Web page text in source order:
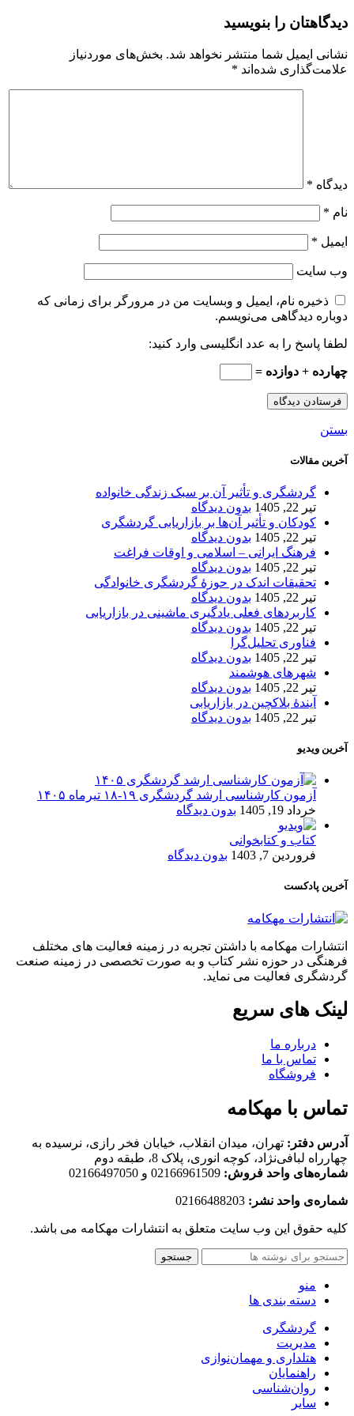
دیدگاهتان را بنویسید
نشانی ایمیل شما منتشر نخواهد شد. بخش‌های موردنیاز
علامت‌گذاری شده‌اند *
دیدگاه *
نام *
ایمیل *
وب‌ سایت
ذخیره نام، ایمیل و وبسایت من در مرورگر برای زمانی که
دوباره دیدگاهی می‌نویسم.
لطفا پاسخ را به عدد انگلیسی وارد کنید:
چهارده + دوازده =
بستن
آخرین مقالات
گردشگری و تأثیر آن بر سبک زندگی خانواده
تیر 22, 1405
بدون دیدگاه
کودکان و تأثیر آن‌ها بر بازاریابی گردشگری
تیر 22, 1405
بدون دیدگاه
فرهنگ ایرانی – اسلامی و اوقات فراغت
تیر 22, 1405
بدون دیدگاه
تحقیقات اندک در حوزۀ گردشگری خانوادگی
تیر 22, 1405
بدون دیدگاه
کاربردهای فعلی یادگیری ماشینی در بازاریابی
تیر 22, 1405
بدون دیدگاه
فناوری تحلیل‌گرا
تیر 22, 1405
بدون دیدگاه
شهرهای هوشمند
تیر 22, 1405
بدون دیدگاه
آیندۀ بلاکچین در بازاریابی
تیر 22, 1405
بدون دیدگاه
آخرین ویدیو
آزمون کارشناسی ارشد گردشگری ۱۹-۱۸ تیرماه ۱۴۰۵
خرداد 19, 1405
بدون دیدگاه
کتاب و کتابخوانی
فروردین 7, 1403
بدون دیدگاه
آخرین پادکست
انتشارات مهکامه با داشتن تجربه در زمینه فعالیت های مختلف
فرهنگی در حوزه نشر کتاب و به صورت تخصصی در زمینه صنعت
گردشگری فعالیت می نماید.
لینک های سریع
درباره ما
تماس با ما
فروشگاه
تماس با مهکامه
آدرس دفتر: تهران، میدان انقلاب، خیابان فخر رازی، نرسیده به
چهارراه لبافی‌نژاد، کوچه انوری، پلاک 8، طبقه دوم
شماره‌های واحد فروش: 02166961509 و 02166497050
شماره‌‌ی واحد نشر:
کلیه حقوق این وب سایت متعلق به انتشارات مهکامه می باشد.
جستجو
منو
دسته بندی ها
گردشگری
مدیریت
هتلداری و مهمان‌نوازی
راهنمایان
روان‌شناسی
سایر